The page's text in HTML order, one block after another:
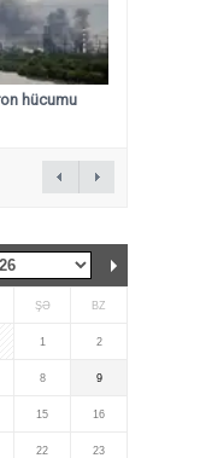
hücumu
ŞƏ BZ
1 2
8 9
15 16
22 23